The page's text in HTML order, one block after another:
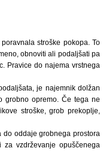
stroške pokopa. To
obnoviti ali podaljšati pa
Pravice do najema vrstnega
je najemnik dolžan
grobno opremo. Če tega ne
stroške, grob prekoplje,
do oddaje grobnega prostora
vzdrževanje opuščenega